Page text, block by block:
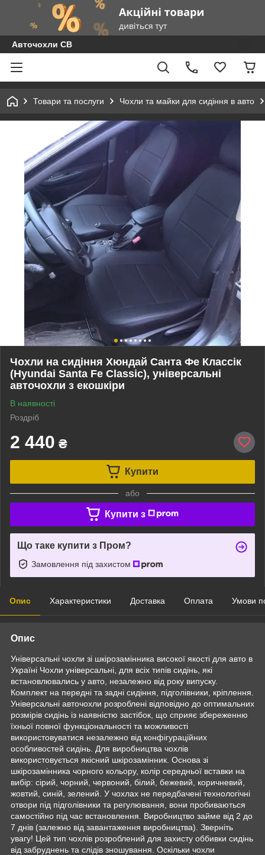
Авточохли СВ
Товари та послуги Чохли та майки для сидіння в авто
Чохли на сидіння Хюндай Санта Фе Классік
(Hyundai Santa Fe Classic), універсальні
авточохли з екошкіри
В наявності
Роздріб
2 440 ₴
Купити
або
Купити з
Що таке купити з Пром?
Замовлення під захистом
Опис Характеристики Доставка Оплата Умови
Опис
Універсальні чохли зі шкірозамінника високої якості для авто в
Україні Чохли універсальні, для всіх типів сидінь, які
встановлювались у авто, незалежно від року випуску.
Комплект на передні та задні сидіння, підголівники, кріплення.
Універсальні авточохли розроблені відповідно до оптимальних
розмірів сидінь із наявністю застібок, що сприяє збереженню
їхньої повної функціональності та можливості
використовуватися незалежно від конфігураційних
особливостей сидінь. Для виробництва чохлів
використовується якісний шкірозамінник. Основа зі
шкірозамінника чорного кольору, колір середньої вставки на
вибір: сірий, чорний, червоний, білий, бежевий, коричневий,
жовтий, синій, зелений. У чохлах не передбачені технологічні
отвори під підголівники та регулювання, вони пробиваються
самостійно під час встановлення. Виробництво займе від 2 до
7 днів (залежно від завантаження виробництва). Зверніть
увагу! Цей тип чохлів розроблений для захисту оббивки сидінь
від забруднень та слідів зношування. Оскільки чохли